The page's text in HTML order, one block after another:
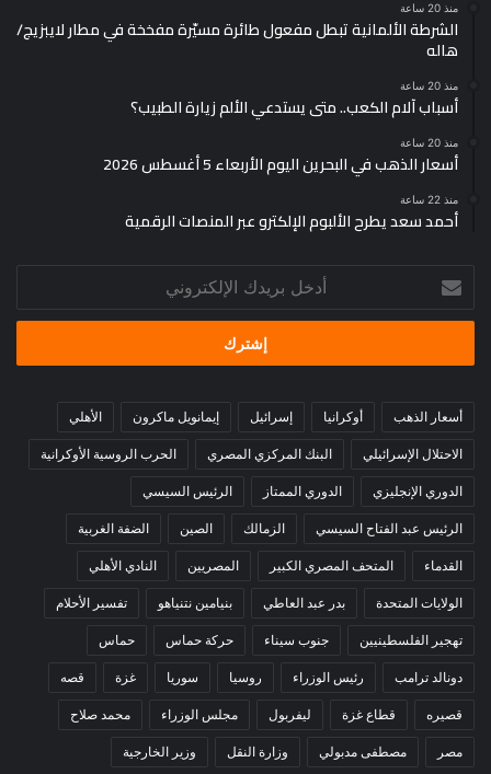
منذ 20 ساعة
الشرطة الألمانية تبطل مفعول طائرة مسيّرة مفخخة في مطار لايبزيج/
هاله
منذ 20 ساعة
أسباب آلام الكعب.. متى يستدعي الألم زيارة الطبيب؟
منذ 20 ساعة
أسعار الذهب في البحرين اليوم الأربعاء 5 أغسطس 2026
منذ 22 ساعة
أحمد سعد يطرح الألبوم الإلكترو عبر المنصات الرقمية
بريدك
الإلكتروني
أسعار الذهب أوكرانيا إسرائيل إيمانويل ماكرون الأهلي
الاحتلال الإسرائيلي البنك المركزي المصري الحرب الروسية الأوكرانية
الدوري الإنجليزي الدوري الممتاز الرئيس السيسي
الرئيس عبد الفتاح السيسي الزمالك الصين الضفة الغربية
القدماء المتحف المصري الكبير المصريين النادي الأهلي
الولايات المتحدة بدر عبد العاطي بنيامين نتنياهو تفسير الأحلام
تهجير الفلسطينيين جنوب سيناء حركة حماس حماس
دونالد ترامب رئيس الوزراء روسيا سوريا غزة قصه
قصيره قطاع غزة ليفربول مجلس الوزراء محمد صلاح
مصر مصطفى مدبولي وزارة النقل وزير الخارجية